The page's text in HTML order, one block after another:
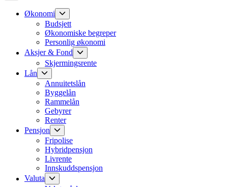
Økonomi
sub
menu
Budsjett
Økonomiske begreper
Personlig økonomi
Aksjer & Fond
Show
sub
menu
Skjermingsrente
Lån
sub
menu
Annuitetslån
Byggelån
Rammelån
Gebyrer
Renter
Pensjon
sub
menu
Fripolise
Hybridpensjon
Livrente
Innskuddspensjon
Valuta
Show
sub